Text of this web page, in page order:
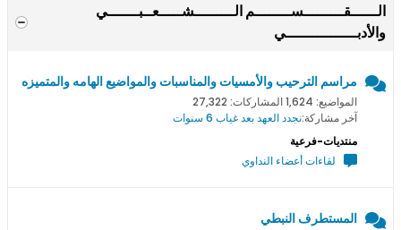
الــــــقـــــــــســــــــم الـــــــــشـــــعــبـــــــي
والأدبــــــــــــــــي
مراسم الترحيب والأمسيات والمناسبات والمواضيع الهامه والمتميزه
المواضيع: 1,624 المشاركات: 27,322
آخر مشاركة:نجدد العهد بعد غياب 6 سنوات
منتديات-فرعية
لقاءات أعضاء النداوي
المستطرف النبطي